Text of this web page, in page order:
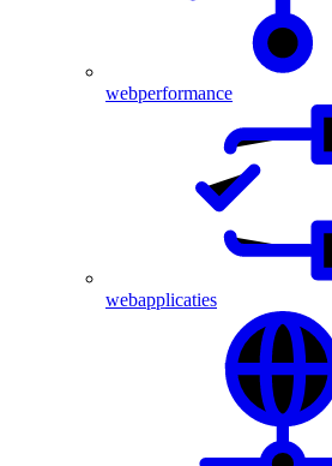
webperformance
webapplicaties